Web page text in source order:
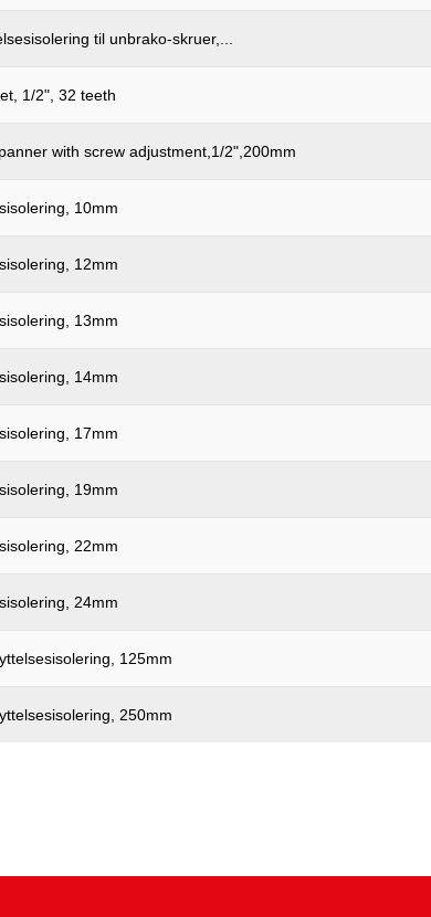
til unbrako-skruer,...
1/2", 32 teeth
with screw adjustment,1/2",200mm
10mm
12mm
13mm
14mm
17mm
19mm
22mm
24mm
125mm
250mm